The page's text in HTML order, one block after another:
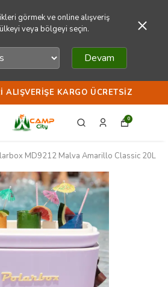
görmek ve online alışveriş
veya bölgeyi seçin.
Devam
ALIŞVERIŞE KARGO ÜCRETSIZ
0
MD9212 Malva Amarillo Classic 20L